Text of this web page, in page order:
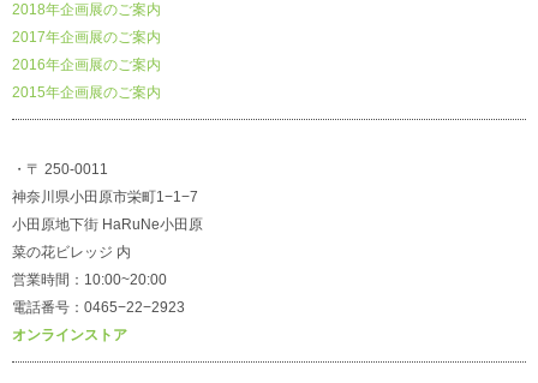
2018年企画展のご案内
2017年企画展のご案内
2016年企画展のご案内
2015年企画展のご案内
・〒 250-0011
神奈川県小田原市栄町1−1−7
小田原地下街 HaRuNe小田原
菜の花ビレッジ 内
営業時間：10:00~20:00
電話番号：0465−22−2923
オンラインストア